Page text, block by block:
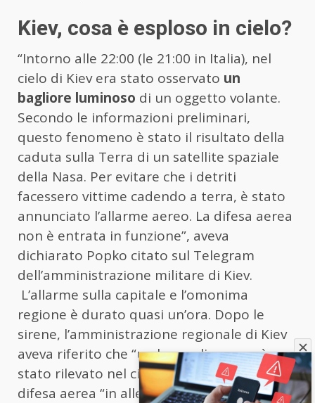
Kiev, cosa è esploso in cielo?
“Intorno alle 22:00 (le 21:00 in Italia), nel
cielo di Kiev era stato osservato un
bagliore luminoso di un oggetto volante.
Secondo le informazioni preliminari,
questo fenomeno è stato il risultato della
caduta sulla Terra di un satellite spaziale
della Nasa. Per evitare che i detriti
facessero vittime cadendo a terra, è stato
annunciato l’allarme aereo. La difesa aerea
non è entrata in funzione”, aveva
dichiarato Popko citato sul Telegram
dell’amministrazione militare di Kiev.
L’allarme sulla capitale e l’omonima
regione è durato quasi un’ora. Dopo le
sirene, l’amministrazione regionale di Kiev
aveva riferito che “un bersaglio aereo è
stato rilevato nel cielo” con le forze di
difesa aerea “in allerta”.